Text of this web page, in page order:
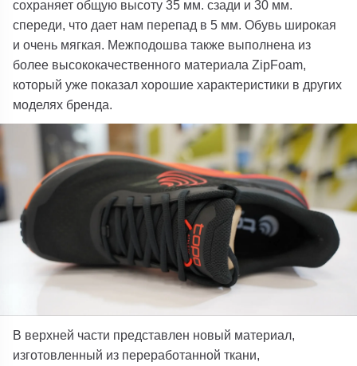
сохраняет общую высоту 35 мм. сзади и 30 мм.
спереди, что дает нам перепад в 5 мм. Обувь широкая
и очень мягкая. Межподошва также выполнена из
более высококачественного материала ZipFoam,
который уже показал хорошие характеристики в других
моделях бренда.
В верхней части представлен новый материал,
изготовленный из переработанной ткани,